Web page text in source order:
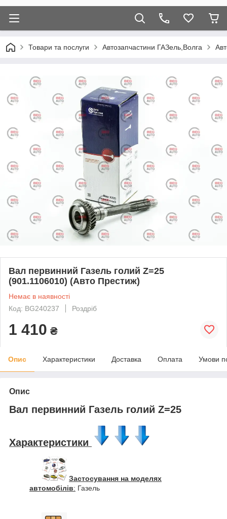
Товари та послуги Автозапчастини ГАЗель,Волга
Вал первинний Газель голий Z=25
(901.1106010) (Авто Престиж)
Немає в наявності
Код: BG240237
Роздріб
1 410 ₴
Опис Характеристики Доставка Оплата Умови
Опис
Вал первинний Газель голий Z=25
Характеристики
Застосування на моделях
автомобілів: Газель